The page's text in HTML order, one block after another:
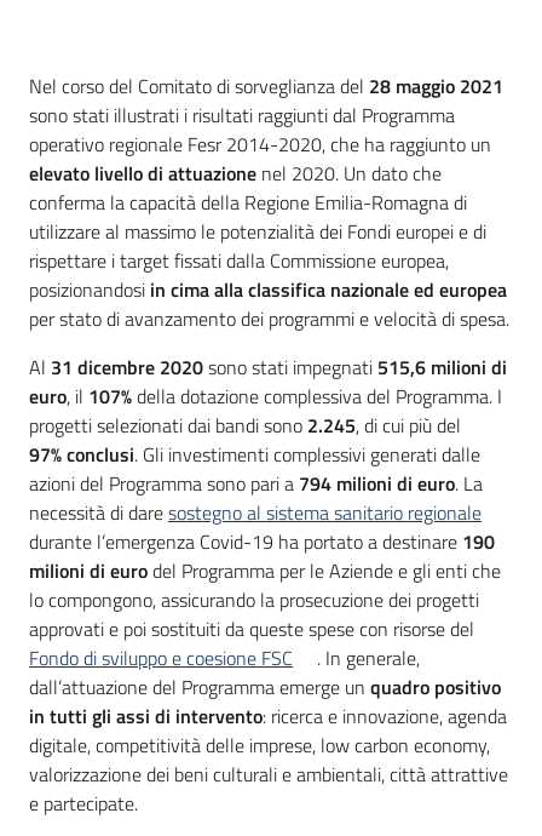
Seguici
su
Introduzione
Nel corso del Comitato di sorveglianza del 28 maggio 2021
sono stati illustrati i risultati raggiunti dal Programma
operativo regionale Fesr 2014-2020, che ha raggiunto un
elevato livello di attuazione nel 2020. Un dato che
conferma la capacità della Regione Emilia-Romagna di
utilizzare al massimo le potenzialità dei Fondi europei e di
rispettare i target fissati dalla Commissione europea,
posizionandosi in cima alla classifica nazionale ed europea
per stato di avanzamento dei programmi e velocità di spesa.
Al 31 dicembre 2020sono stati impegnati 515,6 milioni di
euro, il 107%della dotazione complessiva del Programma. I
progetti selezionati dai bandi sono 2.245, di cui più del
97% conclusi. Gli investimenti complessivi generati dalle
azioni del Programma sono pari a 794 milioni di euro. La
necessità di daresostegno al sistema sanitario regionale
durante l’emergenza Covid-19 ha portato a destinare 190
milioni di eurodel Programma per le Aziende e gli enti che
lo compongono, assicurando la prosecuzione dei progetti
approvati e poi sostituiti da queste spese con risorse del
Fondo di sviluppo e coesione FSC
. In generale,
dall’attuazione del Programma emerge un quadro positivo
in tutti gli assi di intervento: ricerca e innovazione, agenda
digitale, competitività delle imprese, low carbon economy,
valorizzazione dei beni culturali e ambientali, città attrattive
e partecipate.